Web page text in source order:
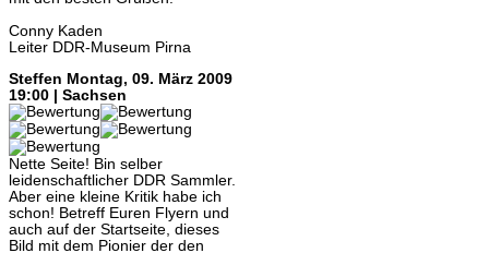
Conny Kaden
Leiter DDR-Museum Pirna
Steffen Montag, 09. März 2009
19:00 | Sachsen
Nette Seite! Bin selber
leidenschaftlicher DDR Sammler.
Aber eine kleine Kritik habe ich
schon! Betreff Euren Flyern und
auch auf der Startseite, dieses
Bild mit dem Pionier der den